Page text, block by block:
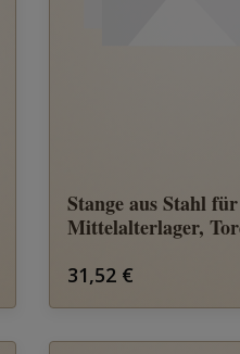
Stange aus Stahl für
Mittelalterlager,
Regulärer Preis:
31,52 €